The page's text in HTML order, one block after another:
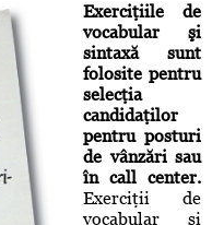
Exerciţiile de
vocabular şi
sintaxă sunt
folosite pentru
selecţia
candidaţilor
pentru posturi
de vânzări sau
în call center.
Exerciţii de
vocabular şi